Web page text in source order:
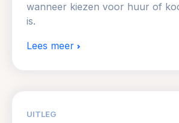
Samenwerken en lokale politiek
Lobbyen, invloed uitoefenen,
wanneer kiezen voor huur of
is.
Lees meer
UITLEG